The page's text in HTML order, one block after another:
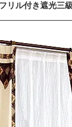
リル付き遮光三